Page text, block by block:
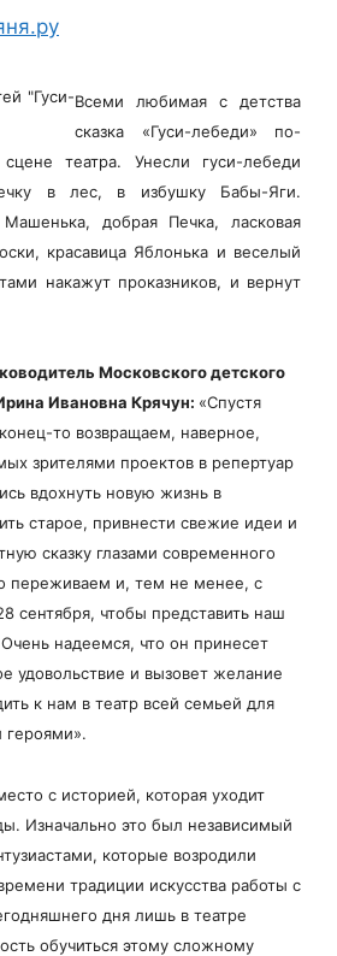
Всеми любимая с детства
сказка «Гуси-лебеди» по-
театра. Унесли гуси-лебеди
в лес, в избушку Бабы-Яги.
добрая Печка, ласковая
красавица Яблонька и веселый
накажут проказников, и вернут
Московского детского
Ивановна Крячун: «Спустя
то возвращаем, наверное,
зрителями проектов в репертуар
вдохнуть новую жизнь в
старое, привнести свежие идеи и
сказку глазами современного
переживаем и, тем не менее, с
сентября, чтобы представить наш
надеемся, что он принесет
удовольствие и вызовет желание
к нам в театр всей семьей для
с историей, которая уходит
Изначально это был независимый
которые возродили
традиции искусства работы с
дня лишь в театре
обучиться этому сложному